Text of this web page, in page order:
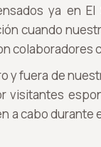
ya en El
cuando
y fuera de
a cabo